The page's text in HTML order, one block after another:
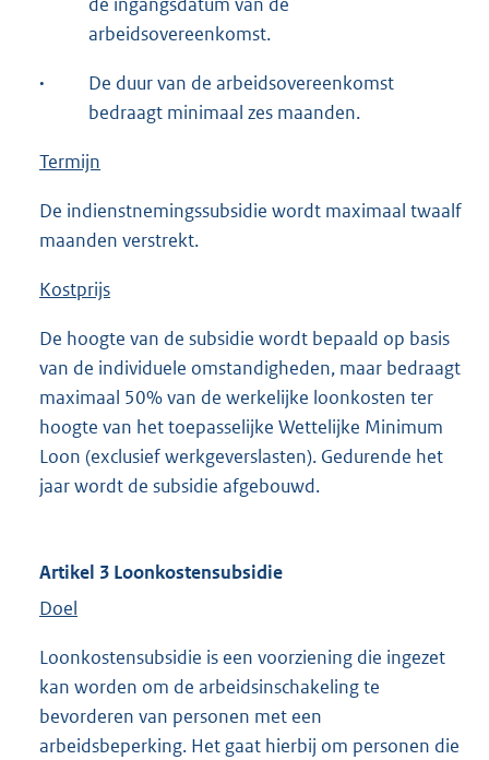
arbeidsovereenkomst.
·
De duur van de arbeidsovereenkomst
bedraagt minimaal zes maanden.
Termijn
De indienstnemingssubsidie wordt maximaal twaalf
maanden verstrekt.
Kostprijs
De hoogte van de subsidie wordt bepaald op basis
van de individuele omstandigheden, maar bedraagt
maximaal 50% van de werkelijke loonkosten ter
hoogte van het toepasselijke Wettelijke Minimum
Loon (exclusief werkgeverslasten). Gedurende het
jaar wordt de subsidie afgebouwd.
Artikel 3 Loonkostensubsidie
Doel
Loonkostensubsidie is een voorziening die ingezet
kan worden om de arbeidsinschakeling te
bevorderen van personen met een
arbeidsbeperking. Het gaat hierbij om personen die